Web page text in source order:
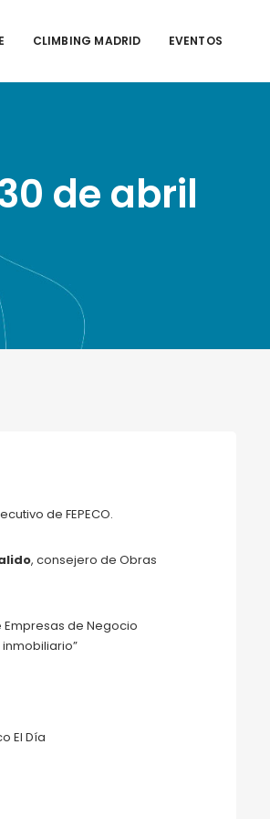
CLIMBING MADRID EVENTOS
de abril
de FEPECO.
, consejero de Obras
de Negocio
El Día